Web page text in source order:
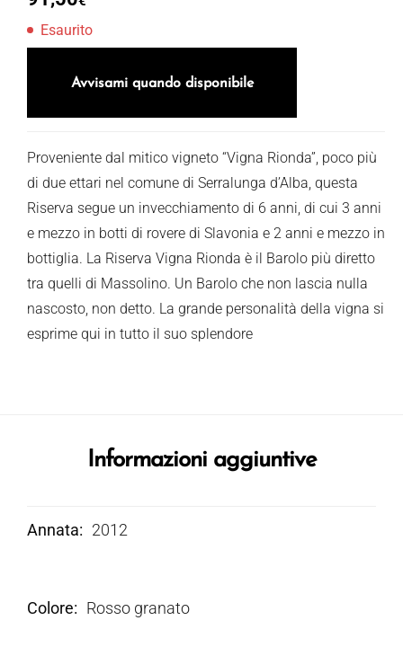
Esaurito
Avvisami quando disponibile
Proveniente dal mitico vigneto “Vigna Rionda”, poco più
di due ettari nel comune di Serralunga d’Alba, questa
Riserva segue un invecchiamento di 6 anni, di cui 3 anni
e mezzo in botti di rovere di Slavonia e 2 anni e mezzo in
bottiglia. La Riserva Vigna Rionda è il Barolo più diretto
tra quelli di Massolino. Un Barolo che non lascia nulla
nascosto, non detto. La grande personalità della vigna si
esprime qui in tutto il suo splendore
Informazioni aggiuntive
Annata 2012
Colore Rosso granato